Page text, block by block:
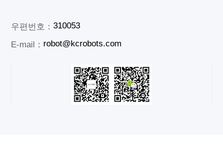
우편번호：310053
E-mail： robot@kcrobots.com